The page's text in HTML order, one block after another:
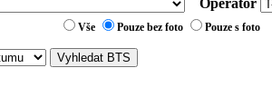
Operátor
Vše Pouze bez foto Pouze s foto